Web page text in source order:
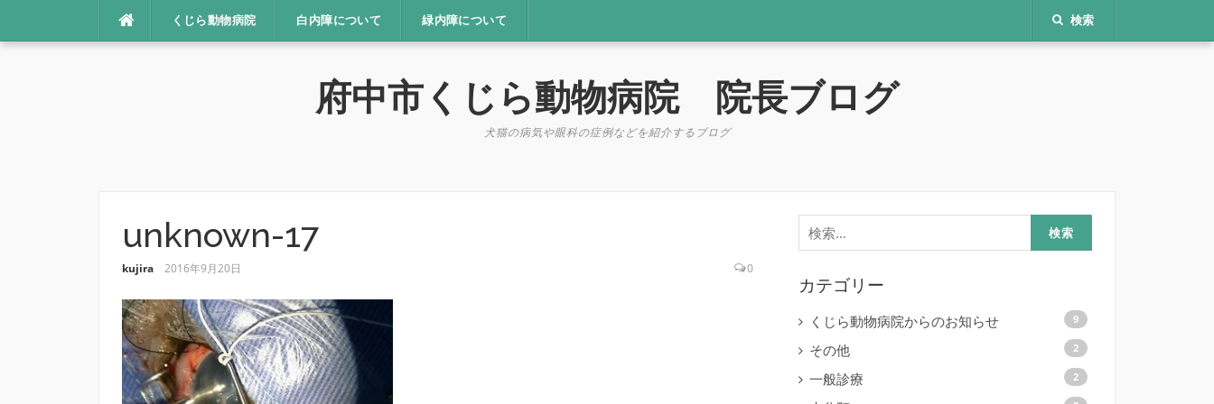
くじら動物病院 白内障について 緑内障について 検索
府中市くじら動物病院 院長ブログ
犬猫の病気や眼科の症例などを紹介するブログ
unknown-17
kujira 2016年9月20日 0
検
索:
カテゴリー
くじら動物病院からのお知らせ 9
その他 2
一般診療 2